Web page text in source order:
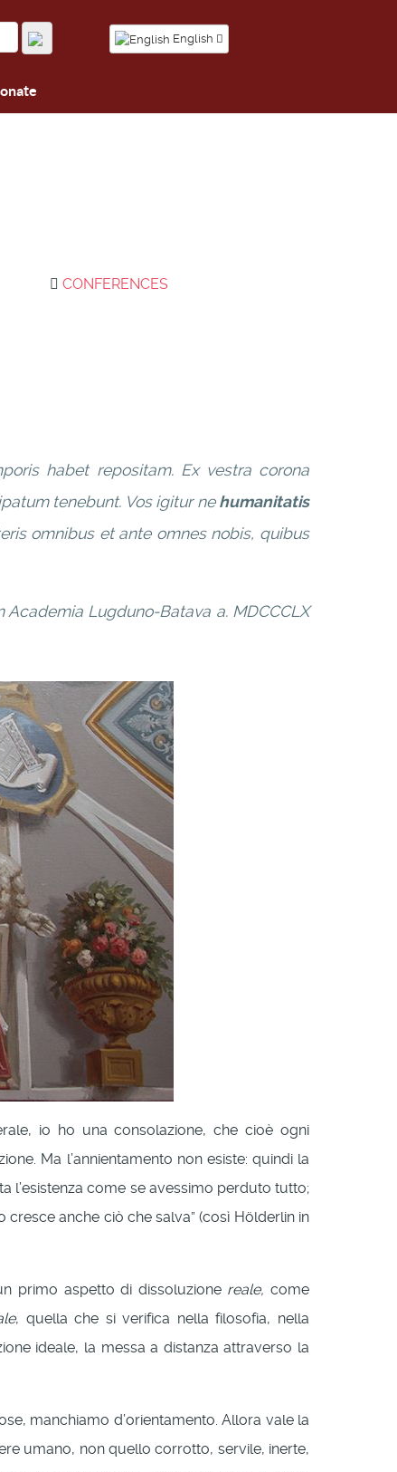
English
CONFERENCES
habet repositam. Ex vestra corona
tenebunt. Vos igitur ne humanitatis
omnibus et ante omnes nobis, quibus
Lugduno-Batava a. MDCCCLX
io ho una consolazione, che cioè ogni
Ma l’annientamento non esiste: quindi la
l’esistenza come se avessimo perduto tutto;
anche ciò che salva” (così Hölderlin in
primo aspetto di dissoluzione reale, come
, quella che si verifica nella filosofia, nella
ideale, la messa a distanza attraverso la
manchiamo d’orientamento. Allora vale la
umano, non quello corrotto, servile, inerte,